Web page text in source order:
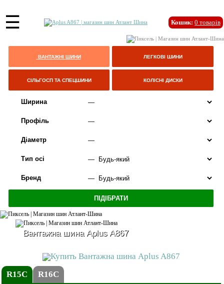
☰ Кошик: 0 товарів
ВАНТАЖНІ ШИНИ ЛЕГКОВІ ШИНИ
СІЛЬГОСП ТА СПЕЦШИНИ КОЛІСНІ ДИСКИ
Ширина
Профіль
Діаметр
Тип осі
Бренд
Вантажна шина Aplus A867
R15C R16C